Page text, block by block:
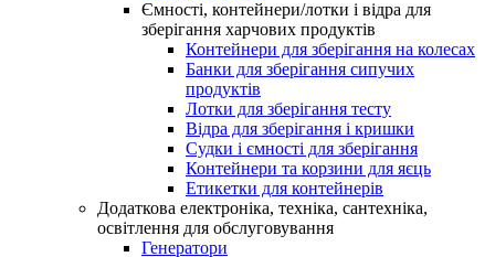
Ємності, контейнери/лотки і відра для
зберігання харчових продуктів
Контейнери для зберігання на колесах
Банки для зберігання сипучих
продуктів
Лотки для зберігання тесту
Відра для зберігання і кришки
Судки і ємності для зберігання
Контейнери та корзини для яєць
Етикетки для контейнерів
Додаткова електроніка, техніка, сантехніка,
освітлення для обслуговування
Генератори